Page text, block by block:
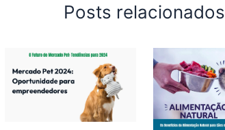
Posts relacionados